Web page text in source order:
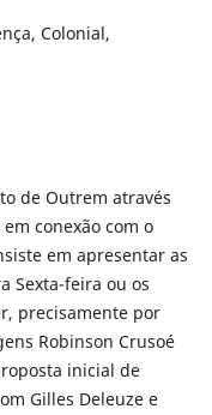
Colonial,
de Outrem através
conexão com o
em apresentar as
Sexta-feira ou os
precisamente por
Robinson Crusoé
inicial de
Gilles Deleuze e